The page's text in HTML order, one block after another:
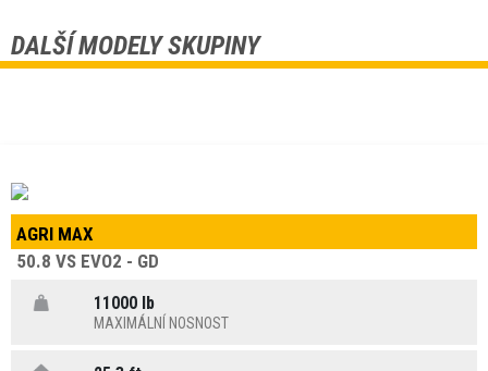
DALŠÍ MODELY SKUPINY
AGRI MAX
50.8 VS EVO2 - GD
11000 lb
MAXIMÁLNÍ NOSNOST